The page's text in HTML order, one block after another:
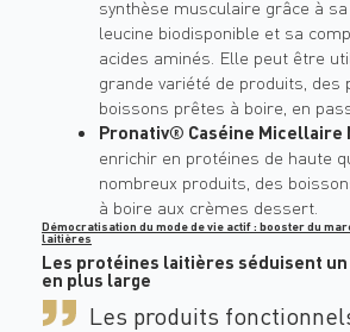
synthèse musculaire grâce à
leucine biodisponible et sa
acides aminés. Elle peut être
grande variété de produits, des
boissons prêtes à boire, en
Pronativ® Caséine Micellaire
enrichir en protéines de haute
nombreux produits, des
à boire aux crèmes dessert.
Démocratisation du mode de vie actif : booster du
laitières
Les protéines laitières séduisent
en plus large
Les produits